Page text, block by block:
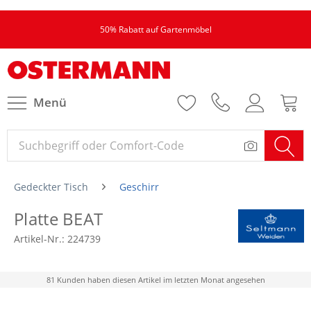
50% Rabatt auf Gartenmöbel
Menü
Gedeckter Tisch Geschirr
Platte BEAT
Artikel-Nr.: 224739
81 Kunden haben diesen Artikel im letzten Monat angesehen